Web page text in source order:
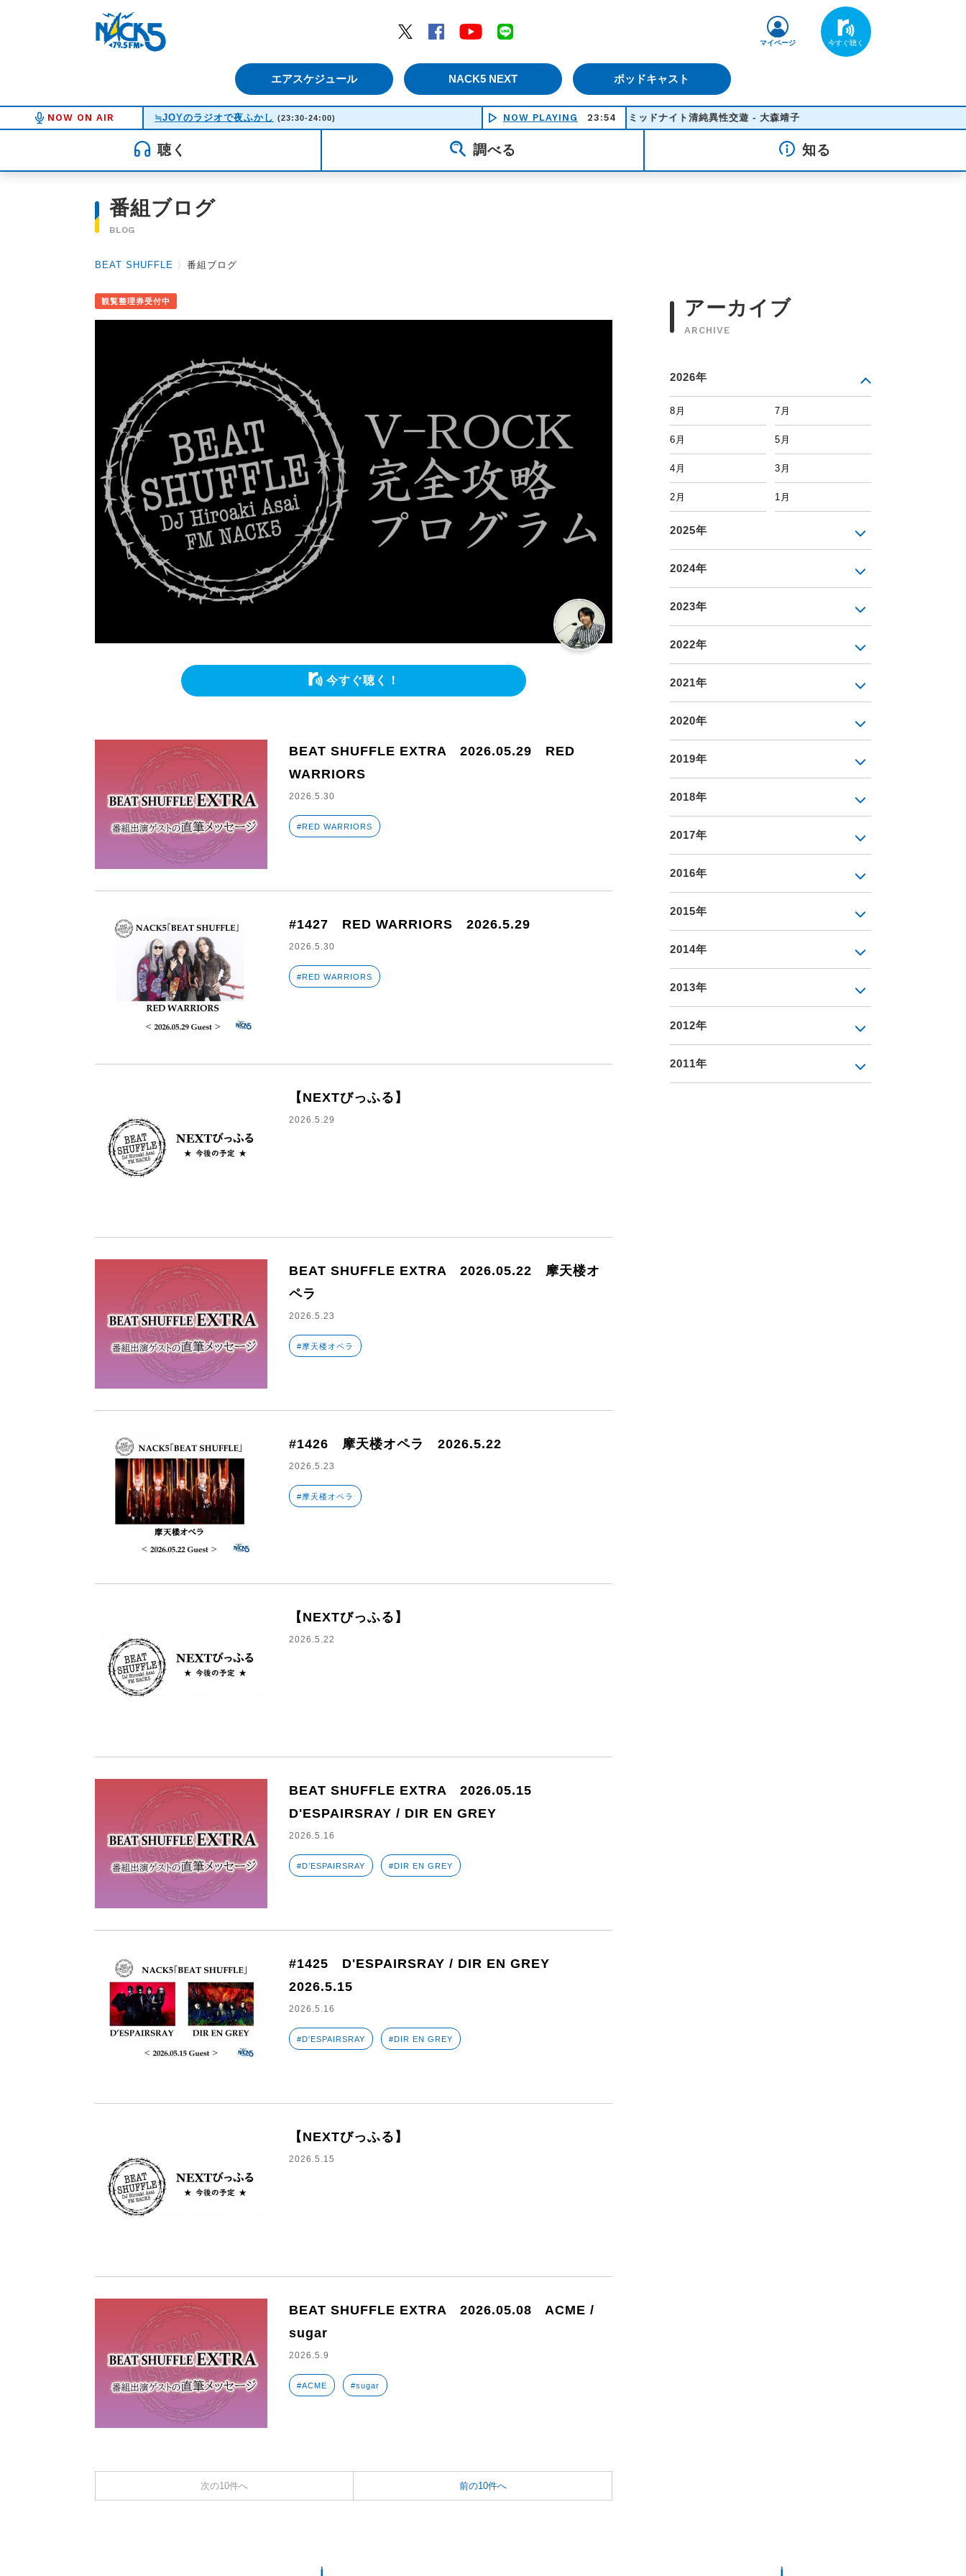
Twitter
Facebook YouTube
エアスケジュール NACK5 NEXT ポッドキャスト
マイページ
NOW ON AIR ≒JOYのラジオで夜ふかし (23:30-24:00) NOW PLAYING 23:54
ミッドナイト清純異性交遊 - 大森靖子
聴く 調べる 知る
番組ブログ
BLOG
BEAT SHUFFLE 〉 番組ブログ
観覧整理券受付中
今すぐ聴く！
BEAT SHUFFLE EXTRA 2026.05.29 RED
WARRIORS
2026.5.30
#RED WARRIORS
#1427 RED WARRIORS 2026.5.29
2026.5.30
#RED WARRIORS
【NEXTびっふる】
2026.5.29
BEAT SHUFFLE EXTRA 2026.05.22 摩天楼オ
ペラ
2026.5.23
#摩天楼オペラ
#1426 摩天楼オペラ 2026.5.22
2026.5.23
#摩天楼オペラ
【NEXTびっふる】
2026.5.22
BEAT SHUFFLE EXTRA 2026.05.15
D'ESPAIRSRAY / DIR EN GREY
2026.5.16
#D’ESPAIRSRAY #DIR EN GREY
#1425 D'ESPAIRSRAY / DIR EN GREY
2026.5.15
2026.5.16
#D'ESPAIRSRAY #DIR EN GREY
【NEXTびっふる】
2026.5.15
BEAT SHUFFLE EXTRA 2026.05.08 ACME /
sugar
2026.5.9
#ACME #sugar
次の10件へ 前の10件へ
アーカイブ
ARCHIVE
2026年
8月 7月
6月 5月
4月 3月
2月 1月
2025年
2024年
2023年
2022年
2021年
2020年
2019年
2018年
2017年
2016年
2015年
2014年
2013年
2012年
2011年